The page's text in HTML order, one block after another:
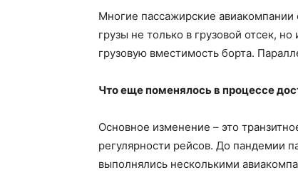
Многие пассажирские
грузы не только в грузовой отсек,
грузовую вместимость борта.
Что еще поменялось в процессе
Основное изменение – это
регулярности рейсов. До пандемии
выполнялись несколькими